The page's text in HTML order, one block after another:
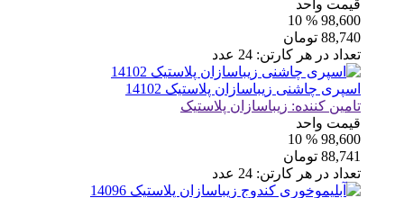
قیمت واحد
98,600
% 10
88,740 تومان
تعداد در هر کارتن: 24 عدد
اسپری چاشنی زیباسازان پلاستیک 14102
تامین کننده: زیباسازان پلاستیک
قیمت واحد
98,600
% 10
88,741 تومان
تعداد در هر کارتن: 24 عدد